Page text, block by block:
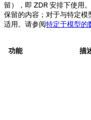
留），即 ZDR 安排下使用
保留的内容；对于与特定
适用。请参阅特定于模型的
功能 描